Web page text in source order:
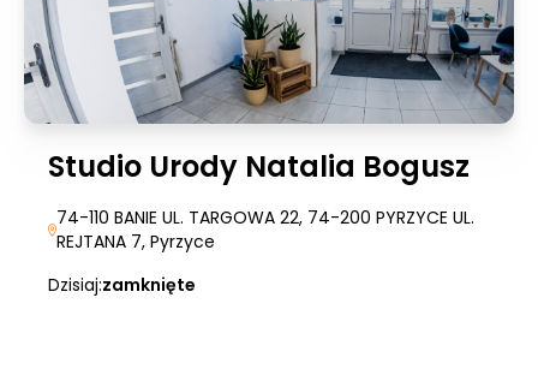
Studio Urody Natalia Bogusz
74-110 BANIE UL. TARGOWA 22, 74-200 PYRZYCE UL.
REJTANA 7, Pyrzyce
Dzisiaj:zamknięte